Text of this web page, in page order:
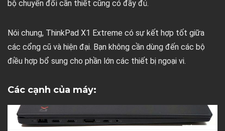
bộ chuyển đổi cần thiết cũng có đầy đủ.
Nói chung, ThinkPad X1 Extreme có sự kết hợp tốt giữa
các cổng cũ và hiện đại. Bạn không cần dùng đến các bộ
điều hợp bổ sung cho phần lớn các thiết bị ngoại vi.
Các cạnh của máy: